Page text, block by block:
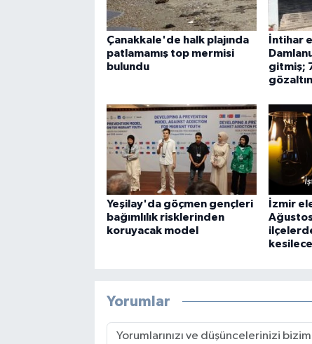
Çanakkale'de halk plajında
patlamamış top mermisi
bulundu
İntihar
gitmiş;
Yeşilay'da göçmen gençleri
bağımlılık risklerinden
koruyacak model
İzmir
Yorumlar